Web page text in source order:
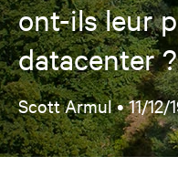
ont-ils leur
datacenter ?
Scott Armul •11/12/